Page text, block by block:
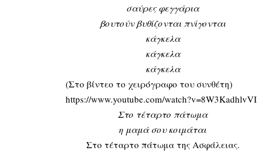
σαύρες φεγγάρια
βουτούν βυθίζονται πνίγονται
κάγκελα
κάγκελα
κάγκελα
(Στο βίντεο το χειρόγραφο του συνθέτη)
https://www.youtube.com/watch?v=8W3KadhlvVI
Στο τέταρτο πάτωμα
η μαμά σου κοιμάται
Στο τέταρτο πάτωμα της Ασφάλειας.